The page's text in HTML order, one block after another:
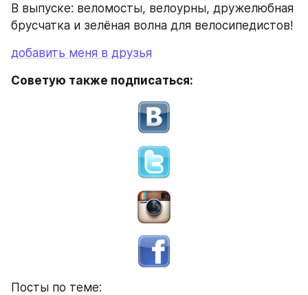
В выпуске: веломосты, велоурны, дружелюбная
брусчатка и зелёная волна для велосипедистов!
добавить меня в друзья
Советую также подписаться:
Посты по теме: